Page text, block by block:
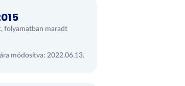
folyamatban maradt
módosítva: 2022.06.13.